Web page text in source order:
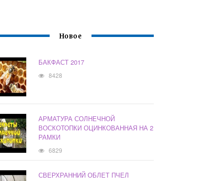
Новое
БАКФАСТ 2017
8428
АРМАТУРА СОЛНЕЧНОЙ
ВОСКОТОПКИ ОЦИНКОВАННАЯ НА 2
РАМКИ
6829
СВЕРХРАННИЙ ОБЛЕТ ПЧЕЛ